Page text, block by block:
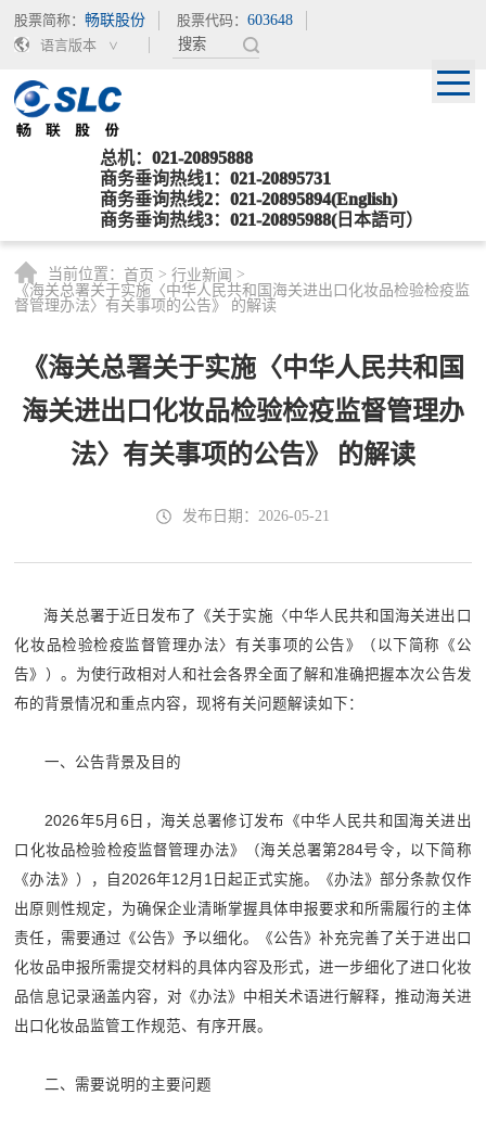
股票简称：畅联股份 股票代码：603648
语言版本
总机：021-20895888
商务垂询热线1：021-20895731
商务垂询热线2：021-20895894(English)
商务垂询热线3：021-20895988(日本語可）
当前位置：首页 >行业新闻 >
《海关总署关于实施〈中华人民共和国海关进出口化妆品检验检疫监
督管理办法〉有关事项的公告》 的解读
《海关总署关于实施〈中华人民共和国
海关进出口化妆品检验检疫监督管理办
法〉有关事项的公告》 的解读
发布日期：2026-05-21
海关总署于近日发布了《关于实施〈中华人民共和国海关进出口
化妆品检验检疫监督管理办法〉有关事项的公告》（以下简称《公
告》）。为使行政相对人和社会各界全面了解和准确把握本次公告发
布的背景情况和重点内容，现将有关问题解读如下：
一、公告背景及目的
2026年5月6日，海关总署修订发布《中华人民共和国海关进出
口化妆品检验检疫监督管理办法》（海关总署第284号令，以下简称
《办法》），自2026年12月1日起正式实施。《办法》部分条款仅作
出原则性规定，为确保企业清晰掌握具体申报要求和所需履行的主体
责任，需要通过《公告》予以细化。《公告》补充完善了关于进出口
化妆品申报所需提交材料的具体内容及形式，进一步细化了进口化妆
品信息记录涵盖内容，对《办法》中相关术语进行解释，推动海关进
出口化妆品监管工作规范、有序开展。
二、需要说明的主要问题